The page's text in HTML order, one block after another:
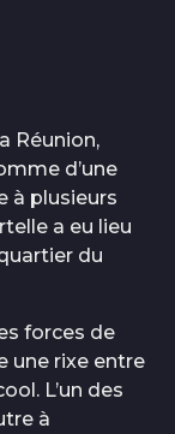
Réunion,
d’une
à plusieurs
a eu lieu
du
forces de
une rixe entre
L’un des
à